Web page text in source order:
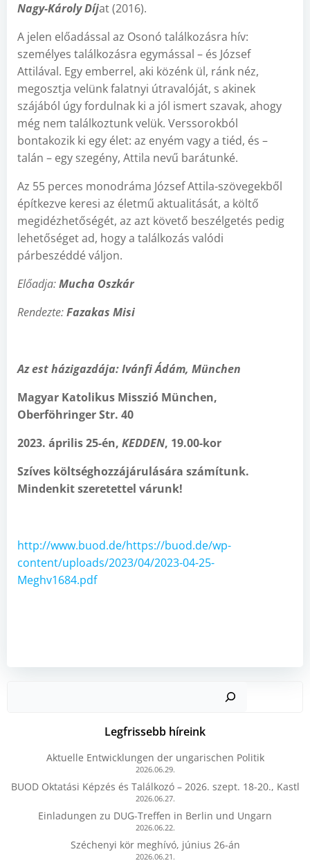
Nagy-Károly Díjat (2016).
A jelen előadással az Osonó találkozásra hív:
személyes találkozásra egymással – és József
Attilával. Egy emberrel, aki közénk ül, ránk néz,
megosztja velünk falatnyi útravalóját, s akinek
szájából úgy fordulnak ki a jól ismert szavak, ahogy
még nem találkoztunk velük. Verssorokból
bontakozik ki egy élet: az enyém vagy a tiéd, és –
talán – egy szegény, Attila nevű barátunké.
Az 55 perces monodráma József Attila-szövegekből
építkezve keresi az életmű aktualitását, a költő
megidézhetőségét, az azt követő beszélgetés pedig
lehetőséget ad, hogy a találkozás valódi
párbeszéddé váljon.
Előadja:Mucha Oszkár
Rendezte:Fazakas Misi
Az est házigazdája: Ivánfi Ádám, München
Magyar Katolikus Misszió München,
Oberföhringer Str. 40
2023. április 25-én, KEDDEN, 19.00-kor
Szíves költséghozzájárulására számítunk.
Mindenkit szeretettel várunk!
http://www.buod.de/https://buod.de/wp-
content/uploads/2023/04/2023-04-25-
Meghv1684.pdf
Legfrissebb híreink
Aktuelle Entwicklungen der ungarischen Politik
2026.06.29.
BUOD Oktatási Képzés és Találkozó – 2026. szept. 18-20., Kastl
2026.06.27.
Einladungen zu DUG-Treffen in Berlin und Ungarn
2026.06.22.
Széchenyi kör meghívó, június 26-án
2026.06.21.